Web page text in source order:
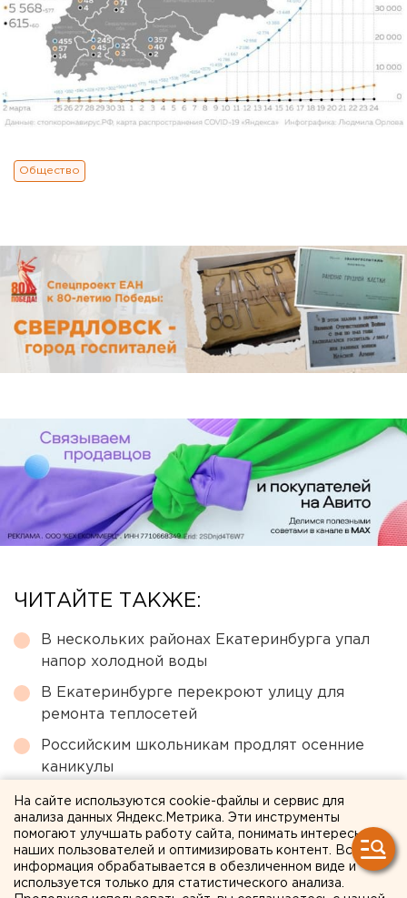
Общество
ЧИТАЙТЕ ТАКЖЕ:
В нескольких районах Екатеринбурга упал
напор холодной воды
В Екатеринбурге перекроют улицу для
ремонта теплосетей
Российским школьникам продлят осенние
каникулы
В Ревде задержали рецидивиста, избившего
инвалида-участника СВО
Начальник свердловского ГУФСИН
переведен в Санкт-Петербург
На сайте используются cookie-файлы и сервис для
анализа данных Яндекс.Метрика. Эти инструменты
помогают улучшать работу сайта, понимать интересы
наших пользователей и оптимизировать контент. Вся
информация обрабатывается в обезличенном виде и
используется только для статистического анализа.